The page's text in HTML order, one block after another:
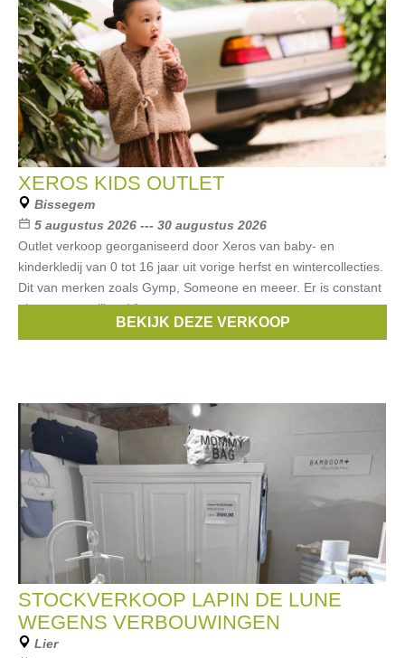
XEROS KIDS OUTLET
Bissegem
5 augustus 2026 --- 30 augustus 2026
Outlet verkoop georganiseerd door Xeros van baby- en
kinderkledij van 0 tot 16 jaar uit vorige herfst en wintercollecties.
Dit van merken zoals Gymp, Someone en meeer. Er is constant
nieuwe aanvulling. Via
Gymp,Someone
BEKIJK DEZE VERKOOP
STOCKVERKOOP LAPIN DE LUNE
WEGENS VERBOUWINGEN
Lier